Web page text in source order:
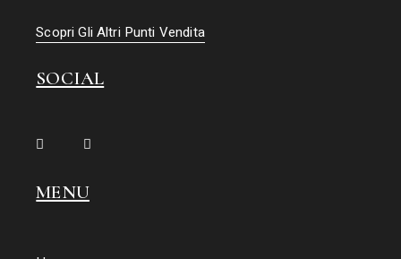
Scopri Gli Altri Punti Vendita
SOCIAL
MENU